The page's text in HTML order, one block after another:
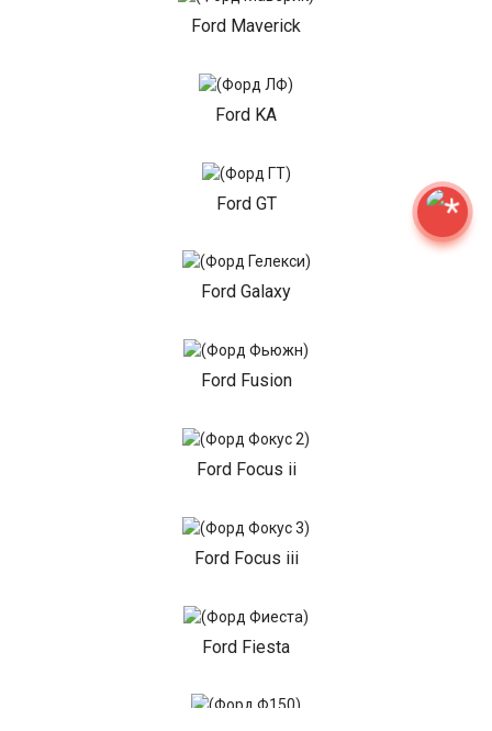
Ford Maverick
Ford KA
Ford GT
Ford Galaxy
Ford Fusion
Ford Focus ii
Ford Focus iii
Ford Fiesta